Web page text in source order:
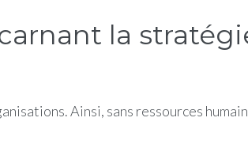
la
Ainsi, sans ressources